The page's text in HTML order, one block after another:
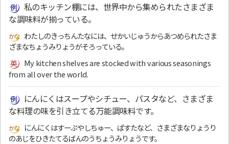
私のキッチン棚には、世界中から集められたさまざま
な調味料が揃っている。
わたしのきっちんたなには、せかいじゅうからあつめられたさま
ざまなちょうみりょうがそろっている。
My kitchen shelves are stocked with various seasonings
from all over the world.
にんにくはスープやシチュー、パスタなど、さまざま
な料理の味を引き立てる万能調味料です。
にんにくはすーぷやしちゅー、ぱすたなど、さまざまなりょうり
のあじをひきたてるばんのうちょうみりょうです。